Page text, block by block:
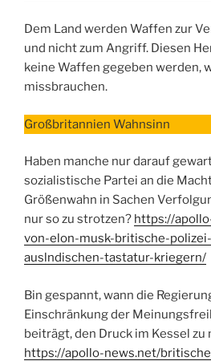
Dem Land werden Waffen zur
und nicht zum Angriff. Diesen
keine Waffen gegeben werden,
missbrauchen.
Großbritannien Wahnsinn
Haben manche nur darauf
sozialistische Partei an die
Größenwahn in Sachen
nur so zu strotzen? https://
von-elon-musk-britische-
auslndischen-tastatur-kriegern/
Bin gespannt, wann die
Einschränkung der
beiträgt, den Druck im Kessel zu
https://apollo-news.net/